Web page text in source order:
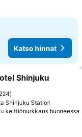
Katso hinnat
Shinjuku
Shinjuku Station
keittiönurkkaus huoneessa